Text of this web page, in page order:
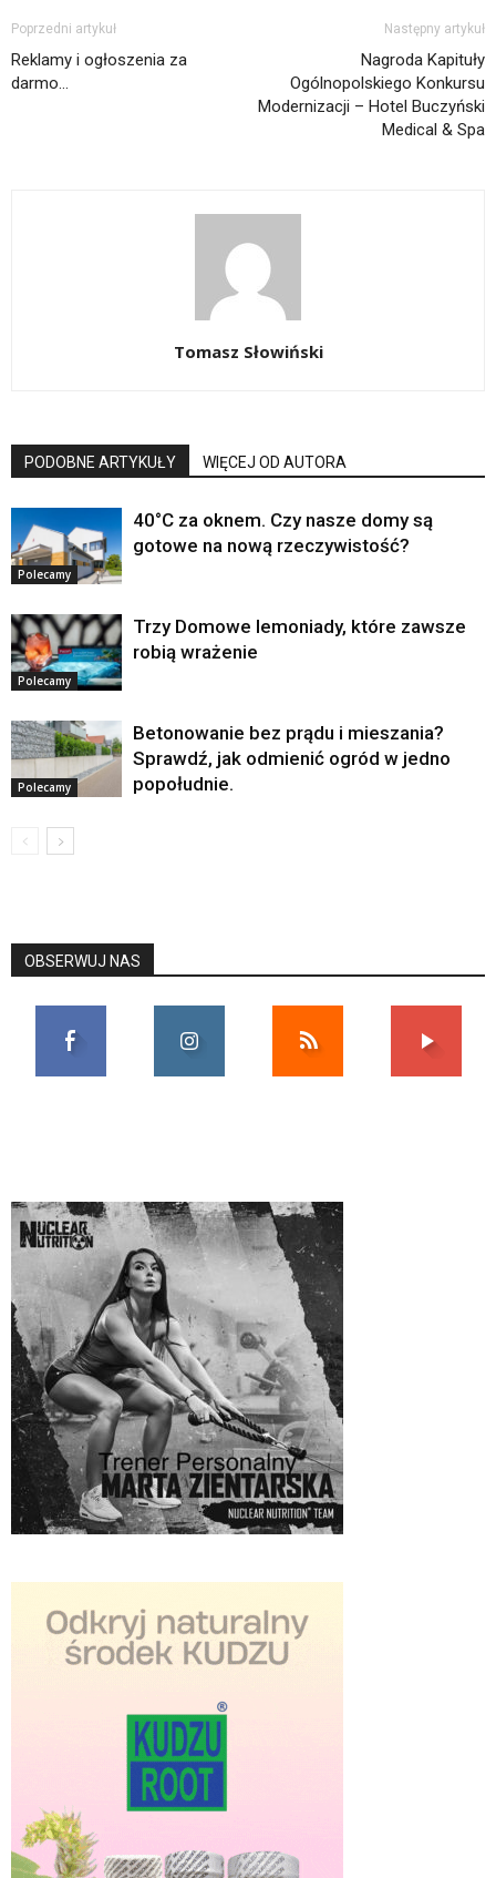
Poprzedni artykuł
Reklamy i ogłoszenia za
darmo…
Następny artykuł
Nagroda Kapituły
Ogólnopolskiego Konkursu
Modernizacji – Hotel Buczyński
Medical & Spa
Tomasz Słowiński
PODOBNE ARTYKUŁY WIĘCEJ OD AUTORA
Polecamy
40°C za oknem. Czy nasze domy są
gotowe na nową rzeczywistość?
Polecamy
Trzy Domowe lemoniady, które zawsze
robią wrażenie
Polecamy
Betonowanie bez prądu i mieszania?
Sprawdź, jak odmienić ogród w jedno
popołudnie.
OBSERWUJ NAS